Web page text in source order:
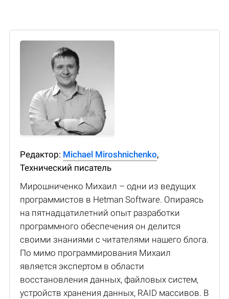
Редактор: Michael Miroshnichenko,
Технический писатель
Мирошниченко Михаил – одни из ведущих
программистов в Hetman Software. Опираясь
на пятнадцатилетний опыт разработки
программного обеспечения он делится
своими знаниями с читателями нашего блога.
По мимо программирования Михаил
является экспертом в области
восстановления данных, файловых систем,
устройств хранения данных, RAID массивов. В